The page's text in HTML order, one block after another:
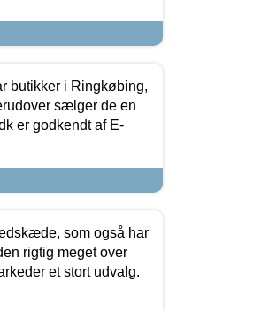
butikker i Ringkøbing,
sælger de en
er godkendt af E-
som også har
rigtig meget over
et stort udvalg.